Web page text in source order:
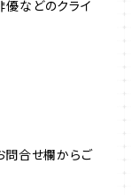
などのクライ
問合せ欄からご